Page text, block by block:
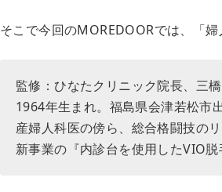
そこで今回のMOREDOORでは、「
監修：ひなたクリニック院長、三
1964年生まれ。福島県会津若松市
産婦人科医の傍ら、総合格闘技の
新事業の『内診台を使用したVIO脱